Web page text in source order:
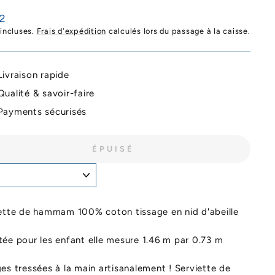
Frais d'expédition calculés lors du passage à la caisse.
rapide
& savoir-faire
sécurisés
ÉPUISÉ
de hammam 100% coton tissage en nid d'abeille
pour les enfant elle mesure 1.46 m par 0.73 m
tressées à la main artisanalement ! Serviette de